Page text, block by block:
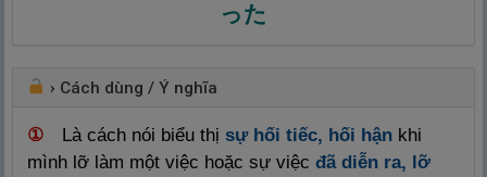
った
› Cách dùng / Ý nghĩa
① Là cách nói biểu thị sự hối tiếc, hối hậnkhi
mình lỡ làm một việc hoặc sự việc đã diễn ra, lỡ